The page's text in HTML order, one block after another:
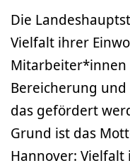
Die
Vielfalt ihrer
Mitarbeiter*innen
Bereicherung und
das gefördert
Grund ist das
Hannover: Vielfalt